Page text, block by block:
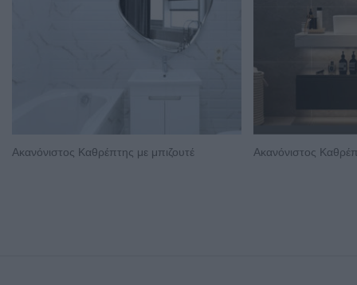
Ακανόνιστος Καθρέπτης με μπιζουτέ Ακανόνιστος